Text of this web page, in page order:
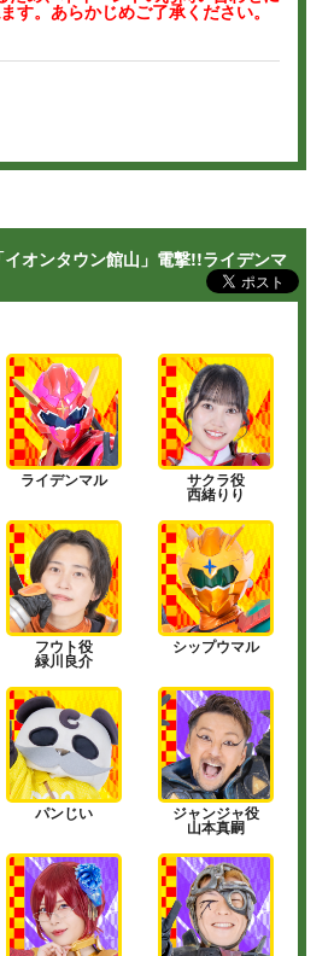
す。あらかじめご了承ください。
オンタウン館山」電撃!!ライデンマ
ライデンマル サクラ役
西緒りり
フウト役
緑川良介
シップウマル
パンじい ジャンジャ役
山本真嗣